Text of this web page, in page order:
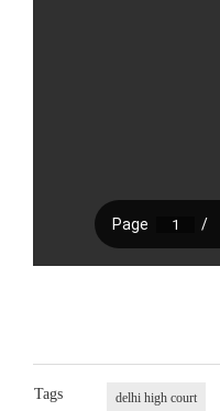
Tags delhi high court